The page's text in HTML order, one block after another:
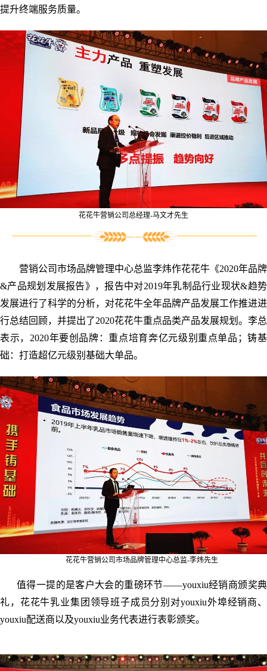
提升终端服务质量。
花花牛营销公司总经理-马文才先生
营销公司市场品牌管理中心总监李炜作花花牛《2020年品牌
&产品规划发展报告》，报告中对2019年乳制品行业现状&趋势
发展进行了科学的分析，对花花牛全年品牌产品发展工作推进进
行总结回顾，并提出了2020花花牛重点品类产品发展规划。李总
表示，2020年要创品牌：重点培育奔亿元级别重点单品；铸基
础：打造超亿元级别基础大单品。
花花牛营销公司市场品牌管理中心总监-李炜先生
值得一提的是客户大会的重磅环节——youxiu经销商颁奖典
礼，花花牛乳业集团领导班子成员分别对youxiu外埠经销商、
youxiu配送商以及youxiu业务代表进行表彰颁奖。